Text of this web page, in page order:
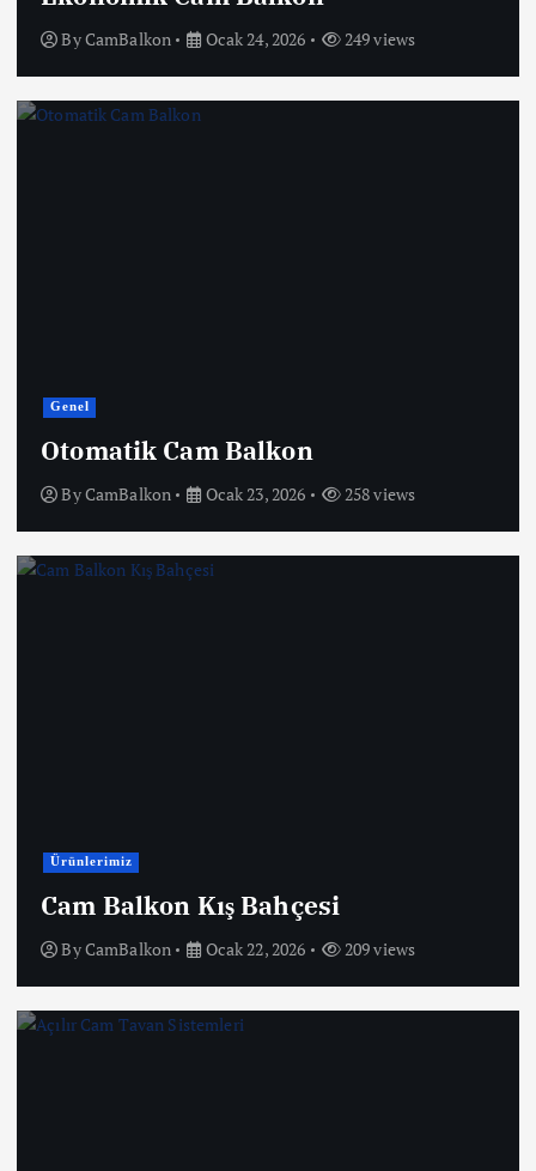
ByCamBalkon Ocak 24, 2026 249 views
Genel
Otomatik Cam Balkon
ByCamBalkon Ocak 23, 2026 258 views
Ürünlerimiz
Cam Balkon Kış Bahçesi
ByCamBalkon Ocak 22, 2026 209 views